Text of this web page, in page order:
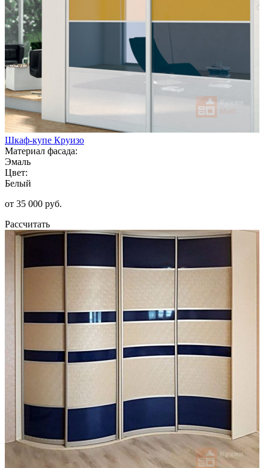
Шкаф-купе Круизо
Материал фасада:
Эмаль
Цвет:
Белый
от 35 000 руб.
Рассчитать